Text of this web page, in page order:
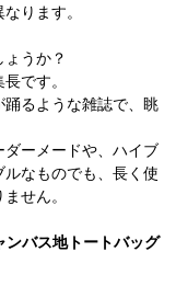
ります。
うか？
です。
踊るような雑誌で、眺
ーメードや、ハイブ
なものでも、長く使
せん。
ンバス地トートバッグ